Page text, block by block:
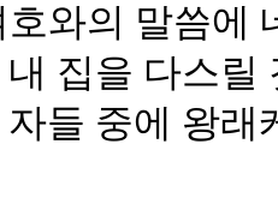
와의 말씀에
집을 다스
들 중에 왕래